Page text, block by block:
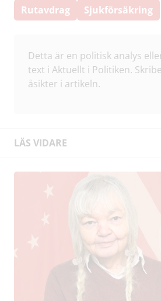
Rutavdrag Sjukförsäkring
Detta är en politisk analys
text i Aktuellt i Politiken.
åsikter i artikeln.
LÄS VIDARE